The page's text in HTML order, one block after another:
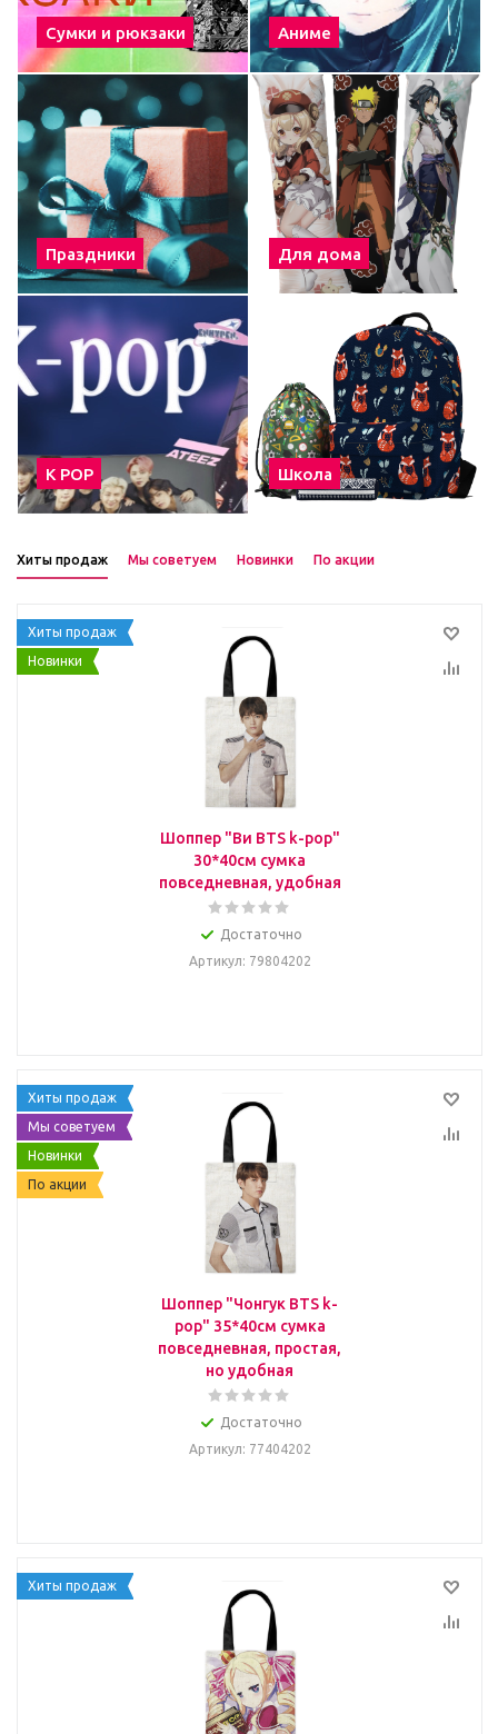
Сумки и рюкзаки Аниме
Праздники Для дома
К POP Школа
Хиты продаж Мы советуем Новинки По акции
Хиты продаж
Новинки
Шоппер "Ви BTS k-pop"
30*40см сумка
повседневная, удобная
Достаточно
Артикул: 79804202
Хиты продаж
Мы советуем
Новинки
По акции
Шоппер "Чонгук BTS k-
pop" 35*40см сумка
повседневная, простая,
но удобная
Достаточно
Артикул: 77404202
Хиты продаж